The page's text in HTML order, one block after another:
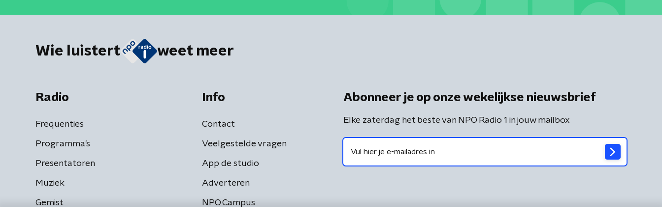
Wie luistert weet meer
Radio
Frequenties
Programma's
Presentatoren
Muziek
Gemist
Info
Contact
Veelgestelde vragen
App de studio
Adverteren
NPO Campus
Abonneer je op onze wekelijkse nieuwsbrief
Elke zaterdag het beste van NPO Radio 1 in jouw mailbox